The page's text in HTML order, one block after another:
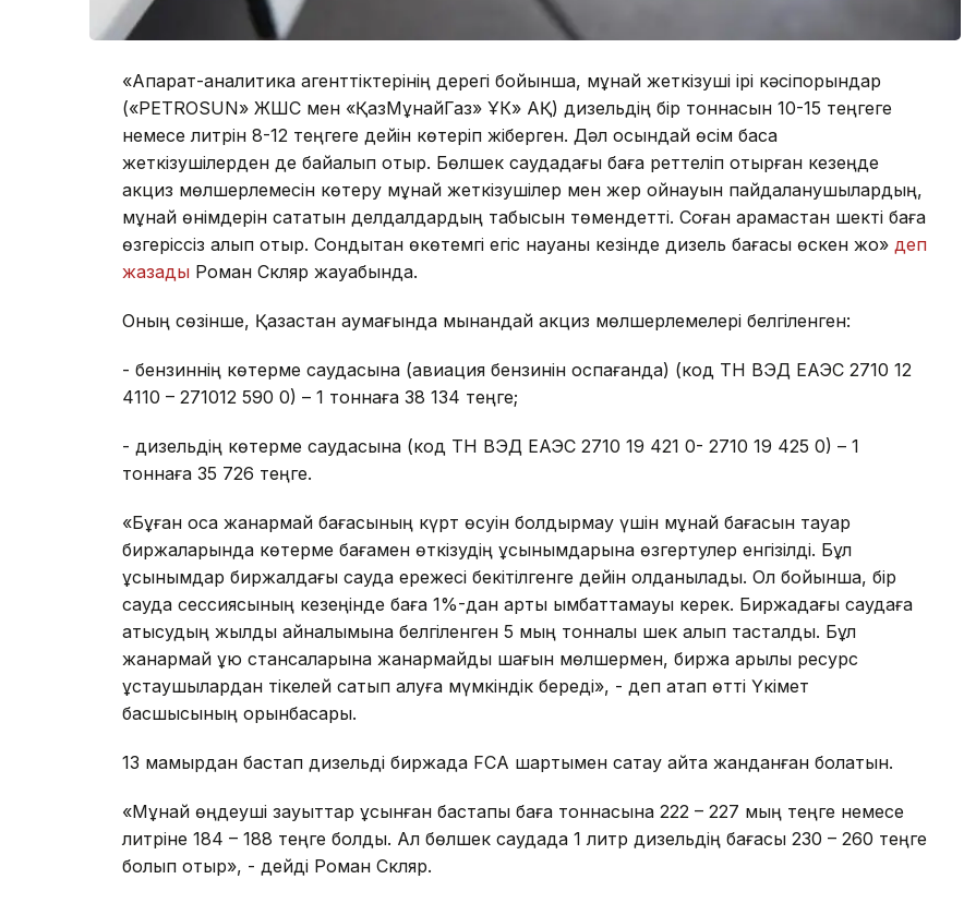
«Ақпарат-аналитика агенттіктерінің дерегі бойынша, мұнай жеткізуші ірі кәсіпорындар
(«PETROSUN» ЖШС мен «ҚазМұнайГаз» ҰК» АҚ) дизельдің бір тоннасын 10-15 теңгеге
немесе литрін 8-12 теңгеге дейін көтеріп жіберген. Дәл осындай өсім басқа
жеткізушілерден де байқалып отыр. Бөлшек саудадағы баға реттеліп отырған кезеңде
акциз мөлшерлемесін көтеру мұнай жеткізушілер мен жер қойнауын пайдаланушылардың,
мұнай өнімдерін сататын делдалдардың табысын төмендетті. Соған қарамастан шекті баға
өзгеріссіз қалып отыр. Сондықтан өкөтемгі егіс науқаны кезінде дизель бағасы өскен жоқ» деп
жазады Роман Скляр жауабында.
Оның сөзінше, Қазақстан аумағында мынандай акциз мөлшерлемелері белгіленген:
- бензиннің көтерме саудасына (авиация бензинін қоспағанда) (код ТН ВЭД ЕАЭС 2710 12
4110 – 271012 590 0) – 1 тоннаға 38 134 теңге;
- дизельдің көтерме саудасына (код ТН ВЭД ЕАЭС 2710 19 421 0- 2710 19 425 0) – 1
тоннаға 35 726 теңге.
«Бұған қоса жанармай бағасының күрт өсуін болдырмау үшін мұнай бағасын тауар
биржаларында көтерме бағамен өткізудің ұсынымдарына өзгертулер енгізілді. Бұл
ұсынымдар биржалдағы сауда ережесі бекітілгенге дейін қолданылады. Ол бойынша, бір
сауда сессиясының кезеңінде баға 1%-дан артық қымбаттамауы керек. Биржадағы саудаға
қатысудың жылдық айналымына белгіленген 5 мың тонналық шек алып тасталды. Бұл
жанармай құю стансаларына жанармайды шағын мөлшермен, биржа арқылы ресурс
ұстаушылардан тікелей сатып алуға мүмкіндік береді», - деп атап өтті Үкімет
басшысының орынбасары.
13 мамырдан бастап дизельді биржада FCA шартымен сатау қайта жанданған болатын.
«Мұнай өңдеуші зауыттар ұсынған бастапқы баға тоннасына 222 – 227 мың теңге немесе
литріне 184 – 188 теңге болды. Ал бөлшек саудада 1 литр дизельдің бағасы 230 – 260 теңге
болып отыр», - дейді Роман Скляр.